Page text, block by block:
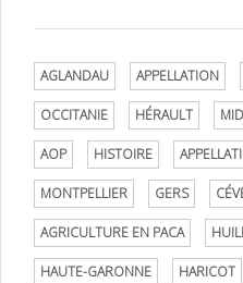
AGLANDAU APPELLATION
OCCITANIE HÉRAULT
AOP HISTOIRE
MONTPELLIER GERS
AGRICULTURE EN PACA
HAUTE-GARONNE HARICOT